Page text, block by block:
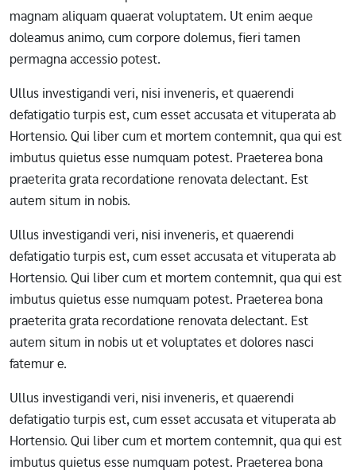
magnam aliquam quaerat voluptatem. Ut enim aeque
doleamus animo, cum corpore dolemus, fieri tamen
permagna accessio potest.
Ullus investigandi veri, nisi inveneris, et quaerendi
defatigatio turpis est, cum esset accusata et vituperata ab
Hortensio. Qui liber cum et mortem contemnit, qua qui est
imbutus quietus esse numquam potest. Praeterea bona
praeterita grata recordatione renovata delectant. Est
autem situm in nobis.
Ullus investigandi veri, nisi inveneris, et quaerendi
defatigatio turpis est, cum esset accusata et vituperata ab
Hortensio. Qui liber cum et mortem contemnit, qua qui est
imbutus quietus esse numquam potest. Praeterea bona
praeterita grata recordatione renovata delectant. Est
autem situm in nobis ut et voluptates et dolores nasci
fatemur e.
Ullus investigandi veri, nisi inveneris, et quaerendi
defatigatio turpis est, cum esset accusata et vituperata ab
Hortensio. Qui liber cum et mortem contemnit, qua qui est
imbutus quietus esse numquam potest. Praeterea bona